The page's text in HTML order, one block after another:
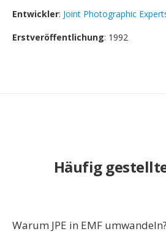
Entwickler: Joint Photographic
Erstveröffentlichung: 1992
Häufig
Warum JPE in EMF umwandeln?